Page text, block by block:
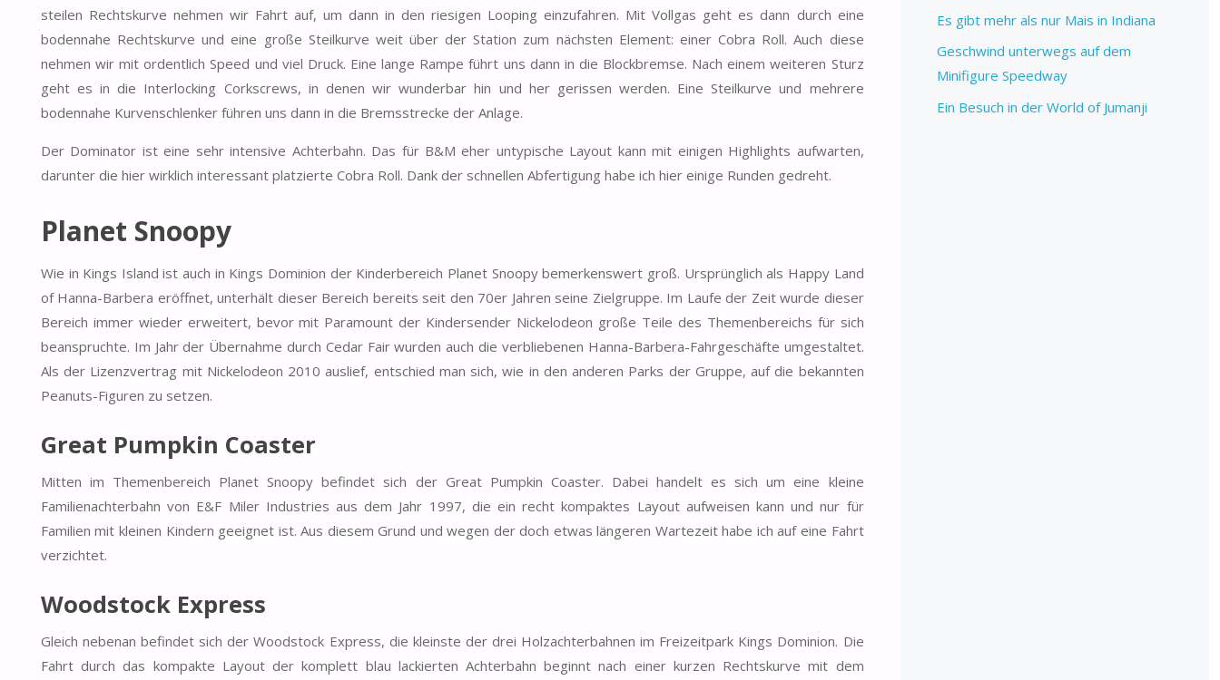
steilen Rechtskurve nehmen wir Fahrt auf, um dann in den riesigen Looping einzufahren. Mit Vollgas geht es dann durch eine
bodennahe Rechtskurve und eine große Steilkurve weit über der Station zum nächsten Element: einer Cobra Roll. Auch diese
nehmen wir mit ordentlich Speed und viel Druck. Eine lange Rampe führt uns dann in die Blockbremse. Nach einem weiteren Sturz
geht es in die Interlocking Corkscrews, in denen wir wunderbar hin und her gerissen werden. Eine Steilkurve und mehrere
bodennahe Kurvenschlenker führen uns dann in die Bremsstrecke der Anlage.
Der Dominator ist eine sehr intensive Achterbahn. Das für B&M eher untypische Layout kann mit einigen Highlights aufwarten,
darunter die hier wirklich interessant platzierte Cobra Roll. Dank der schnellen Abfertigung habe ich hier einige Runden gedreht.
Planet Snoopy
Wie in Kings Island ist auch in Kings Dominion der Kinderbereich Planet Snoopy bemerkenswert groß. Ursprünglich als Happy Land
of Hanna-Barbera eröffnet, unterhält dieser Bereich bereits seit den 70er Jahren seine Zielgruppe. Im Laufe der Zeit wurde dieser
Bereich immer wieder erweitert, bevor mit Paramount der Kindersender Nickelodeon große Teile des Themenbereichs für sich
beanspruchte. Im Jahr der Übernahme durch Cedar Fair wurden auch die verbliebenen Hanna-Barbera-Fahrgeschäfte umgestaltet.
Als der Lizenzvertrag mit Nickelodeon 2010 auslief, entschied man sich, wie in den anderen Parks der Gruppe, auf die bekannten
Peanuts-Figuren zu setzen.
Great Pumpkin Coaster
Mitten im Themenbereich Planet Snoopy befindet sich der Great Pumpkin Coaster. Dabei handelt es sich um eine kleine
Familienachterbahn von E&F Miler Industries aus dem Jahr 1997, die ein recht kompaktes Layout aufweisen kann und nur für
Familien mit kleinen Kindern geeignet ist. Aus diesem Grund und wegen der doch etwas längeren Wartezeit habe ich auf eine Fahrt
verzichtet.
Woodstock Express
Gleich nebenan befindet sich der Woodstock Express, die kleinste der drei Holzachterbahnen im Freizeitpark Kings Dominion. Die
Fahrt durch das kompakte Layout der komplett blau lackierten Achterbahn beginnt nach einer kurzen Rechtskurve mit dem
Es gibt mehr als nur Mais in Indiana
Geschwind unterwegs auf dem
Minifigure Speedway
Ein Besuch in der World of Jumanji